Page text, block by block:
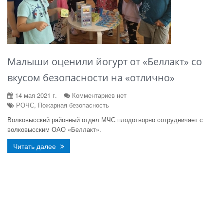
Малыши оценили йогурт от «Беллакт» со
вкусом безопасности на «отлично»
14 мая 2021 г.
Комментариев нет
РОЧС, Пожарная безопасность
Волковысский районный отдел МЧС плодотворно сотрудничает с
волковысским ОАО «Беллакт».
Читать далее